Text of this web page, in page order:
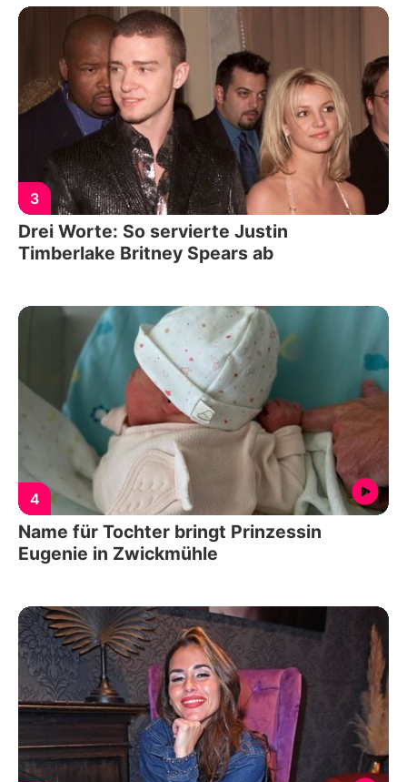
3
Drei Worte: So servierte Justin
Timberlake Britney Spears ab
4
Name für Tochter bringt Prinzessin
Eugenie in Zwickmühle